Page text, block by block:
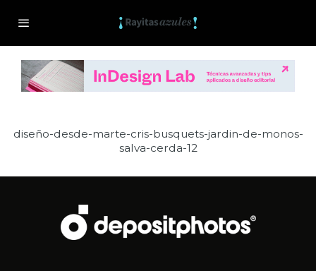
diseño-desde-marte-cris-busquets-jardin-de-monos-
salva-cerda-12